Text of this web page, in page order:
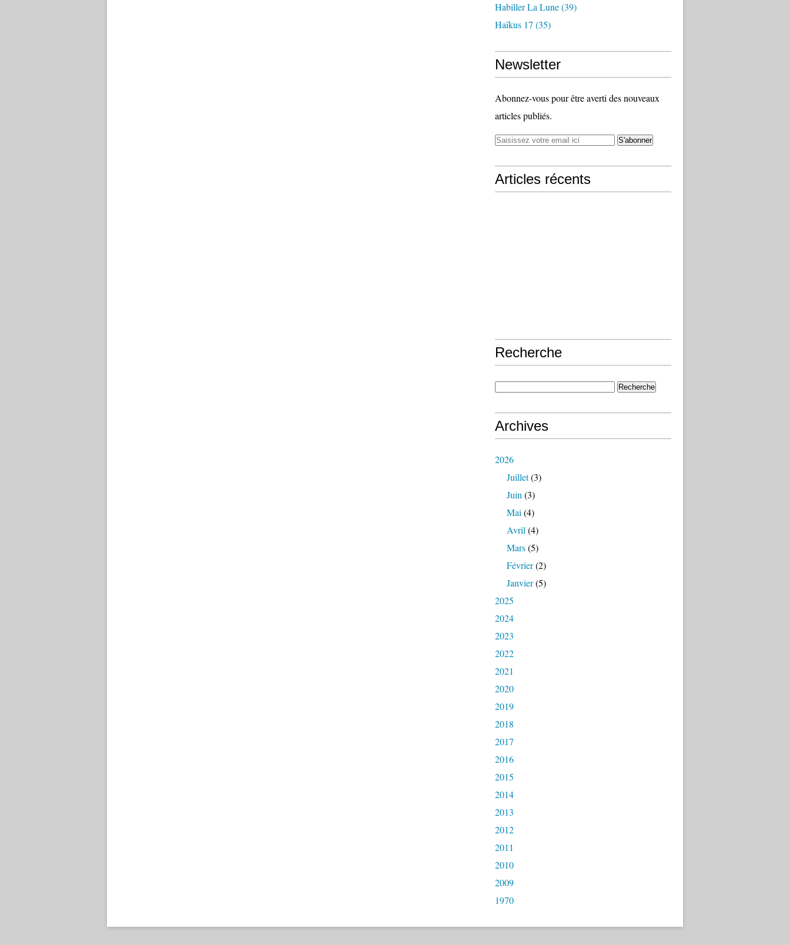
Habiller La Lune(39)
Haïkus 17 (35)
Newsletter
Abonnez-vous pour être averti des nouveaux
articles publiés.
Articles récents
Recherche
Archives
2026
Juillet(3)
Juin (3)
Mai (4)
Avril (4)
Mars(5)
Février(2)
Janvier(5)
2025
2024
2023
2022
2021
2020
2019
2018
2017
2016
2015
2014
2013
2012
2011
2010
2009
1970